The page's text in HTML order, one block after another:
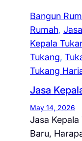
Bangun
Rumah,
Kepala
Tukang,
Tukang
Jasa
May 14, 2026
Jasa
Baru,